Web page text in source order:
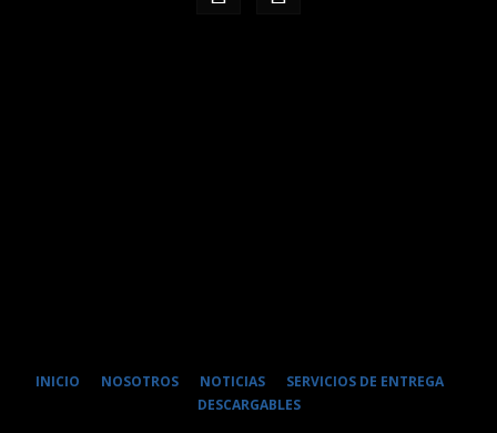
INICIO NOSOTROS NOTICIAS
SERVICIOS DE ENTREGA
DESCARGABLES